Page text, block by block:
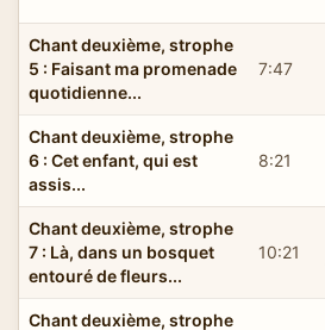
Chant deuxième, strophe
5 : Faisant ma promenade
quotidienne...
7:47
Chant deuxième, strophe
6 : Cet enfant, qui est
assis...
8:21
Chant deuxième, strophe
7 : Là, dans un bosquet
entouré de fleurs...
10:21
Chant deuxième, strophe